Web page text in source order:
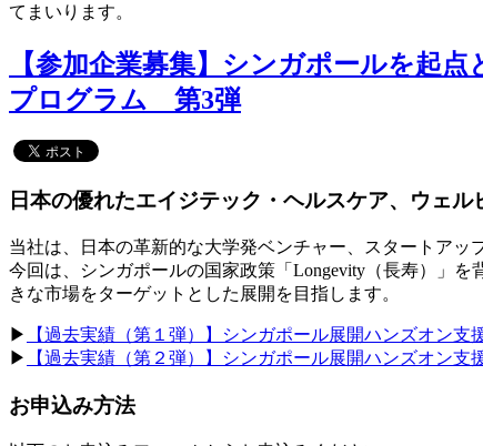
てまいります。
【参加企業募集】シンガポールを起
プログラム 第3弾
日本の優れたエイジテック・ヘルスケア、ウェ
当社は、日本の革新的な大学発ベンチャー、スタートア
今回は、シンガポールの国家政策「Longevity（長寿）」
きな市場をターゲットとした展開を目指します。
▶
【過去実績（第１弾）】シンガポール展開ハンズオン支
▶
【過去実績（第２弾）】シンガポール展開ハンズオン支
お申込み方法